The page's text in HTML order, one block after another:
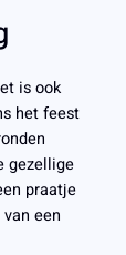
is ook
het feest
gezellige
praatje
een